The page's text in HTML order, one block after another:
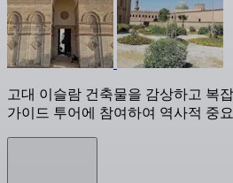
고대 이슬람 건축물을 감상하고 복
가이드 투어에 참여하여 역사적 중